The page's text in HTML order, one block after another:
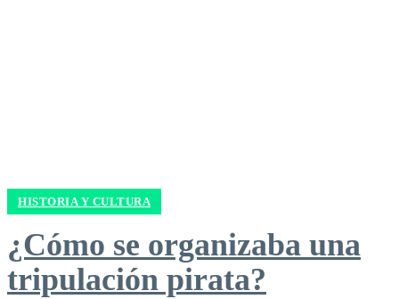
HISTORIA Y CULTURA
¿Cómo se organizaba una
tripulación pirata?